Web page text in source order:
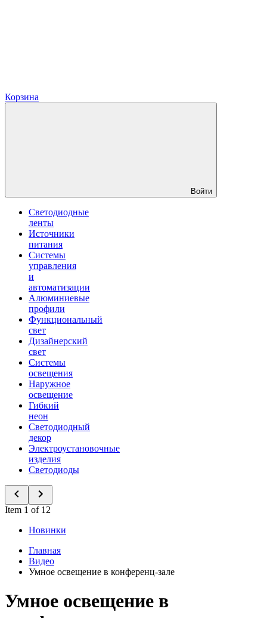
Корзина
Войти
Светодиодные
ленты
Источники
питания
Системы
управления
и
автоматизации
Алюминиевые
профили
Функциональный
свет
Дизайнерский
свет
Системы
освещения
Наружное
освещение
Гибкий
неон
Светодиодный
декор
Электроустановочные
изделия
Светодиоды
Item 1 of 12
Новинки
Главная
Видео
Умное освещение в конференц-зале
Умное освещение в